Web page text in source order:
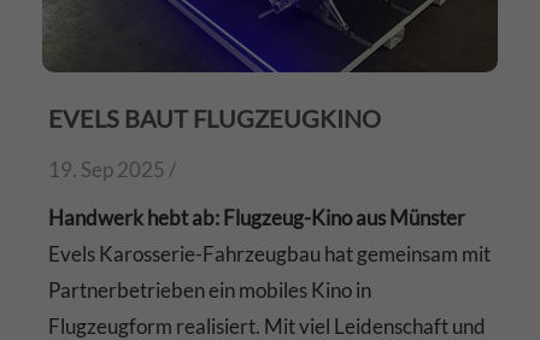
EVELS BAUT FLUGZEUGKINO
19. Sep 2025 /
Handwerk hebt ab: Flugzeug-Kino aus Münster
Evels Karosserie-Fahrzeugbau hat gemeinsam mit
Partnerbetrieben ein mobiles Kino in
Flugzeugform realisiert. Mit viel Leidenschaft und